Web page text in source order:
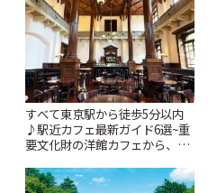
すべて東京駅から徒歩5分以内
♪駅近カフェ最新ガイド6選~重
要文化財の洋館カフェから、改
りっぷ